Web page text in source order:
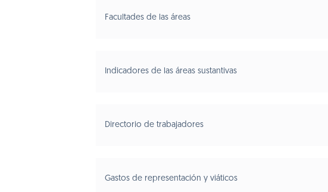
Facultades de las áreas
Indicadores de las áreas sustantivas
Directorio de trabajadores
Gastos de representación y viáticos